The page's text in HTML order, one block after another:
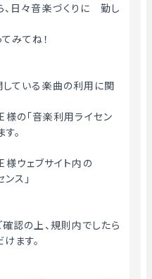
日々音楽づくりに　勤し
みてね！
ている楽曲の利用に関
の「音楽利用ライセン
。
ウェブサイト内の
ス」
認の上、規則内でしたら
ます。